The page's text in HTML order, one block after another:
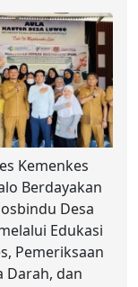
Kemenkes
Berdayakan
Desa
Edukasi
Pemeriksaan
Darah, dan